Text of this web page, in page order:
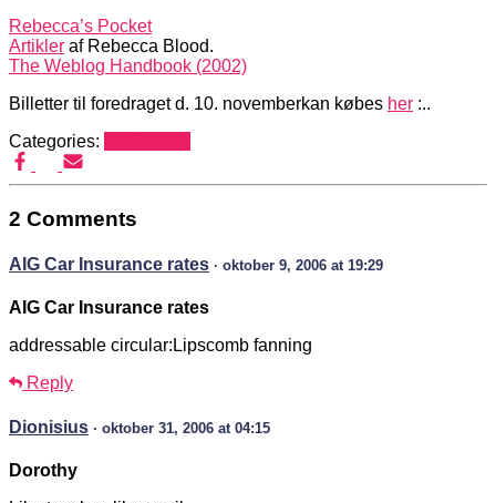
Rebecca’s Pocket
Artikler af Rebecca Blood.
The Weblog Handbook (2002)
Billetter til foredraget d. 10. novemberkan købes her :..
Categories:
2 Comments
AIG Car Insurance rates · oktober 9, 2006 at 19:29
AIG Car Insurance rates
addressable circular:Lipscomb fanning
Reply
Dionisius · oktober 31, 2006 at 04:15
Dorothy